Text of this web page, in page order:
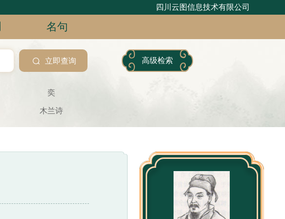
四川云图信息技术有限公司
名句
立即查询 高级检索
奕
木兰诗